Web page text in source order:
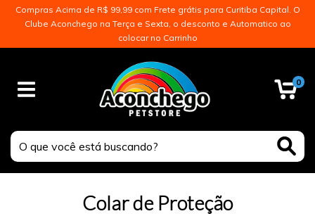
Compras Acima de R$ 99,99 com Frete grátis para Curitiba Capital. O
Clube Aconchego na Terça e Sexta, o desconto e Automatico ao
colocar no Carrinho
0
Colar de Proteção